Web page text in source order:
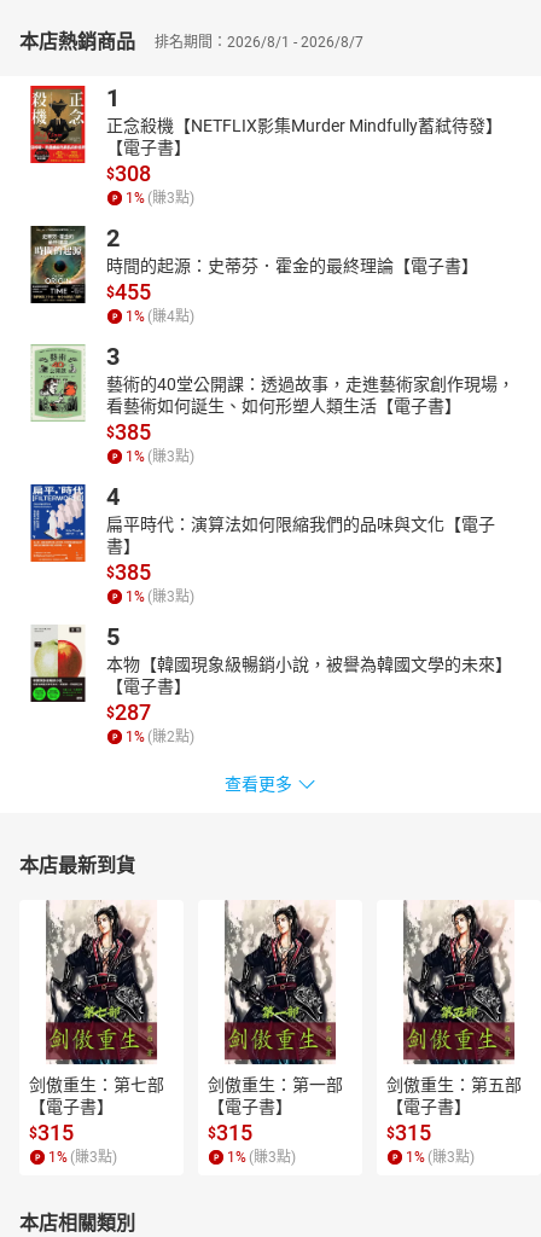
本店熱銷商品 排名期間：2026/8/1 - 2026/8/7
1
正念殺機【NETFLIX影集Murder Mindfully蓄弒待發】
【電子書】
$308
1 % (賺3點)
2
時間的起源：史蒂芬．霍金的最終理論【電子書】
$455
1 % (賺4點)
3
藝術的40堂公開課：透過故事，走進藝術家創作現場，
看藝術如何誕生、如何形塑人類生活【電子書】
$385
1 % (賺3點)
4
扁平時代：演算法如何限縮我們的品味與文化【電子
書】
$385
1 % (賺3點)
5
本物【韓國現象級暢銷小說，被譽為韓國文學的未來】
【電子書】
$287
1 % (賺2點)
查看更多
本店最新到貨
剑傲重生：第七部
【電子書】
$315
1 % (賺3點)
剑傲重生：第一部
【電子書】
$315
1 % (賺3點)
剑傲重生：第五部
【電子書】
$315
1 % (賺3點)
本店相關類別